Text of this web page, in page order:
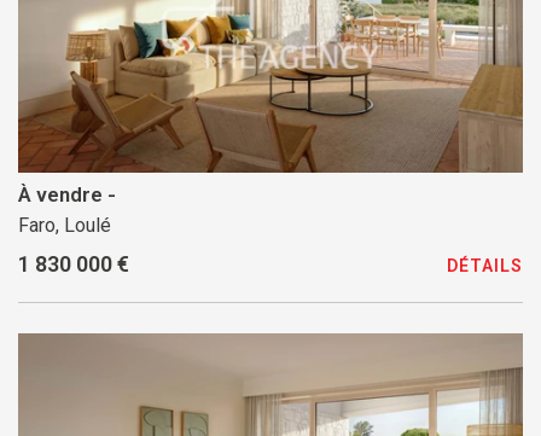
À vendre -
Faro, Loulé
1 830 000 € DÉTAILS